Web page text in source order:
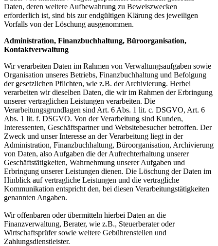
Daten, deren weitere Aufbewahrung zu Beweiszwecken
erforderlich ist, sind bis zur endgültigen Klärung des jeweiligen
Vorfalls von der Löschung ausgenommen.
Administration, Finanzbuchhaltung, Büroorganisation,
Kontaktverwaltung
Wir verarbeiten Daten im Rahmen von Verwaltungsaufgaben sowie
Organisation unseres Betriebs, Finanzbuchhaltung und Befolgung
der gesetzlichen Pflichten, wie z.B. der Archivierung. Herbei
verarbeiten wir dieselben Daten, die wir im Rahmen der Erbringung
unserer vertraglichen Leistungen verarbeiten. Die
Verarbeitungsgrundlagen sind Art. 6 Abs. 1 lit. c. DSGVO, Art. 6
Abs. 1 lit. f. DSGVO. Von der Verarbeitung sind Kunden,
Interessenten, Geschäftspartner und Websitebesucher betroffen. Der
Zweck und unser Interesse an der Verarbeitung liegt in der
Administration, Finanzbuchhaltung, Büroorganisation, Archivierung
von Daten, also Aufgaben die der Aufrechterhaltung unserer
Geschäftstätigkeiten, Wahrnehmung unserer Aufgaben und
Erbringung unserer Leistungen dienen. Die Löschung der Daten im
Hinblick auf vertragliche Leistungen und die vertragliche
Kommunikation entspricht den, bei diesen Verarbeitungstätigkeiten
genannten Angaben.
Wir offenbaren oder übermitteln hierbei Daten an die
Finanzverwaltung, Berater, wie z.B., Steuerberater oder
Wirtschaftsprüfer sowie weitere Gebührenstellen und
Zahlungsdienstleister.